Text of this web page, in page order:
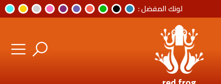
لونك المفضل :